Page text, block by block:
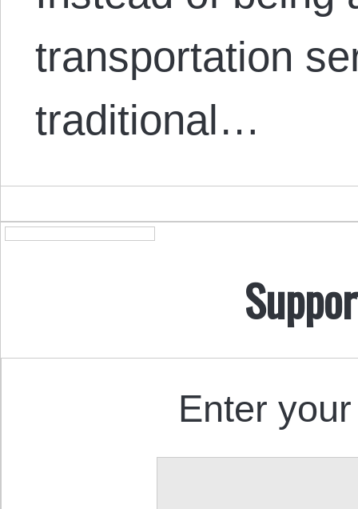
transportation
traditional…
Enter